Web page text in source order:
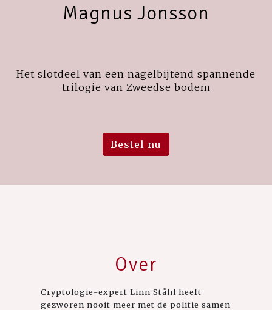
Magnus Jonsson
Het slotdeel van een nagelbijtend spannende
trilogie van Zweedse bodem
Bestel nu
Over
Cryptologie-expert Linn Ståhl heeft
gezworen nooit meer met de politie samen